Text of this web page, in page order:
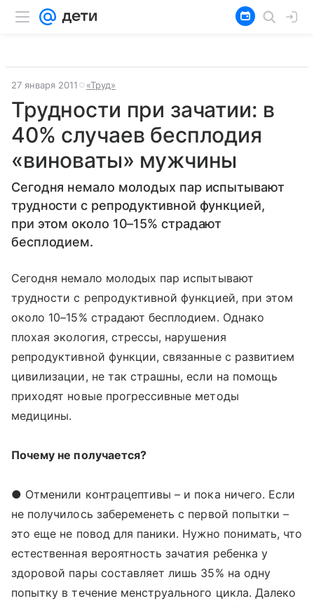
27 января 2011 «Труд»
Трудности при зачатии: в
40% случаев бесплодия
«виноваты» мужчины
Сегодня немало молодых пар испытывают
трудности с репродуктивной функцией,
при этом около 10–15% страдают
бесплодием.
Сегодня немало молодых пар испытывают
трудности с репродуктивной функцией, при этом
около 10–15% страдают бесплодием. Однако
плохая экология, стрессы, нарушения
репродуктивной функции, связанные с развитием
цивилизации, не так страшны, если на помощь
приходят новые прогрессивные методы
медицины.
Почему не получается?
● Отменили контрацептивы – и пока ничего. Если
не получилось забеременеть с первой попытки –
это еще не повод для паники. Нужно понимать, что
естественная вероятность зачатия ребенка у
здоровой пары составляет лишь 35% на одну
попытку в течение менструального цикла. Далеко